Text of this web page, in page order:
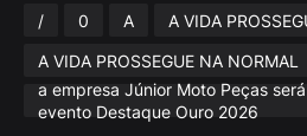
/ 0 A
A VIDA
A VIDA PROSSEGUE NA NORMAL
a empresa Júnior Moto Peças
evento Destaque Ouro 2026